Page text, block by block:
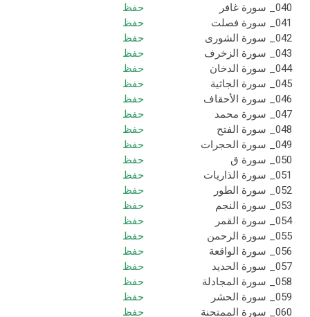
040_ سورة غافر
حفظ
041_ سورة فصلت
حفظ
042_ سورة الشورى
حفظ
043_ سورة الزخرف
حفظ
044_ سورة الدخان
حفظ
045_ سورة الجاثية
حفظ
046_ سورة الأحقاف
حفظ
047_ سورة محمد
حفظ
048_ سورة الفتح
حفظ
049_ سورة الحجرات
حفظ
050_ سورة ق
حفظ
051_ سورة الذاريات
حفظ
052_ سورة الطور
حفظ
053_ سورة النجم
حفظ
054_ سورة القمر
حفظ
055_ سورة الرحمن
حفظ
056_ سورة الواقعة
حفظ
057_ سورة الحديد
حفظ
058_ سورة المجادلة
حفظ
059_ سورة الحشر
حفظ
060_ سورة الممتحنة
حفظ